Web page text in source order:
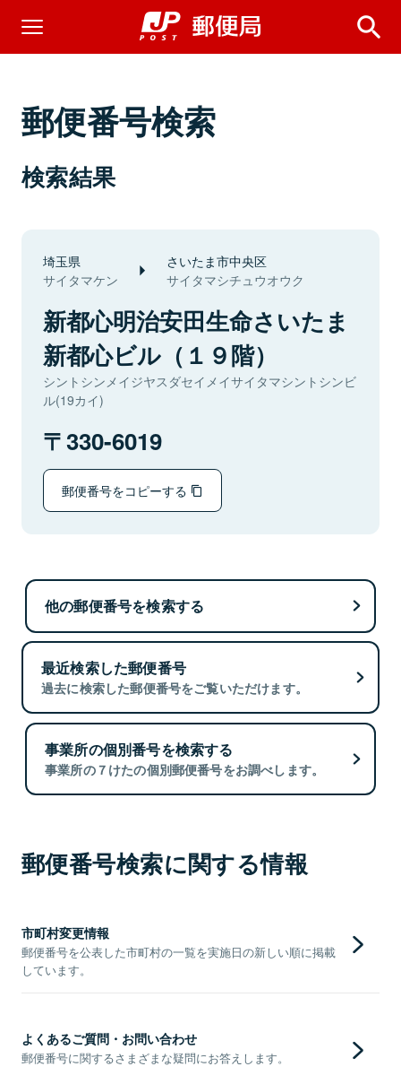
郵便番号検索
検索結果
埼玉県
サイタマケン
さいたま市中央区
サイタマシチュウオウク
新都心明治安田生命さいたま
新都心ビル（１９階）
シントシンメイジヤスダセイメイサイタマシントシンビ
ル(19カイ)
330-6019
郵便番号をコピーする
他の郵便番号を検索する
最近検索した郵便番号
過去に検索した郵便番号をご覧いただけます。
事業所の個別番号を検索する
事業所の７けたの個別郵便番号をお調べします。
郵便番号検索に関する情報
市町村変更情報
郵便番号を公表した市町村の一覧を実施日の新しい順に掲載
しています。
よくあるご質問・お問い合わせ
郵便番号に関するさまざまな疑問にお答えします。